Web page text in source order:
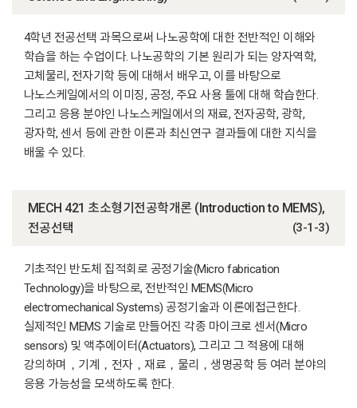
4학년 전공선택 과목으로써 나노공학에 대한 전반적인 이해와
학습을 하는 수업이다. 나노공학의 기본 원리가 되는 양자역학,
고체물리, 전자기학 등에 대해서 배우고, 이를 바탕으로
나노스케일에서의 이미징, 공정, 주요 사용 툴에 대해 학습한다.
그리고 응용 분야인 나노스케일에서의 재료, 전자공학, 광학,
광자학, 센서 등에 관한 이론과 최신연구 결과들에 대한 지식을
배울 수 있다.
MECH 421 초소형기전공학개론 (Introduction to MEMS),
전공선택
(3-1-3)
기초적인 반도체 집적회로 공정기술(Micro fabrication
Technology)을 바탕으로, 전반적인 MEMS(Micro
electromechanical Systems) 공정기술과 이론에접근한다.
실제적인 MEMS 기술로 만들어진 각종 마이크로 센서(Micro
sensors) 및 액추에이터(Actuators), 그리고 그 적용에 대해
강의하며，기계，전자，재료，물리，생명공학 등 여러 분야의
응용 가능성을 모색하도록 한다.